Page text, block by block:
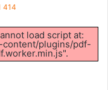
414
load script at:
plugins/pdf-